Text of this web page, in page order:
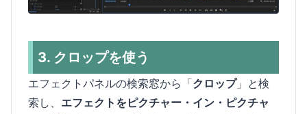
3. クロップを使う
エフェクトパネルの検索窓から「クロップ」と検
索し、 エフェクトをピクチャー・イン・ピクチャ